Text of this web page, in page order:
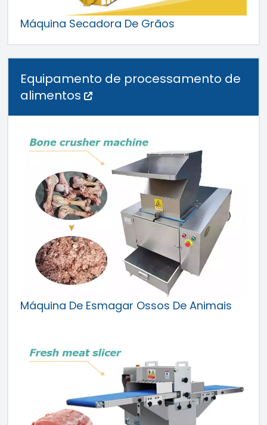
Máquina Secadora De Grãos
Equipamento de processamento de
alimentos
Máquina De Esmagar Ossos De Animais